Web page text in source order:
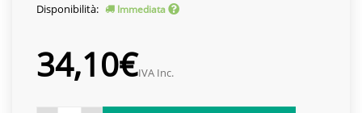
Disponibilità:
Immediata
34,10€IVA Inc.